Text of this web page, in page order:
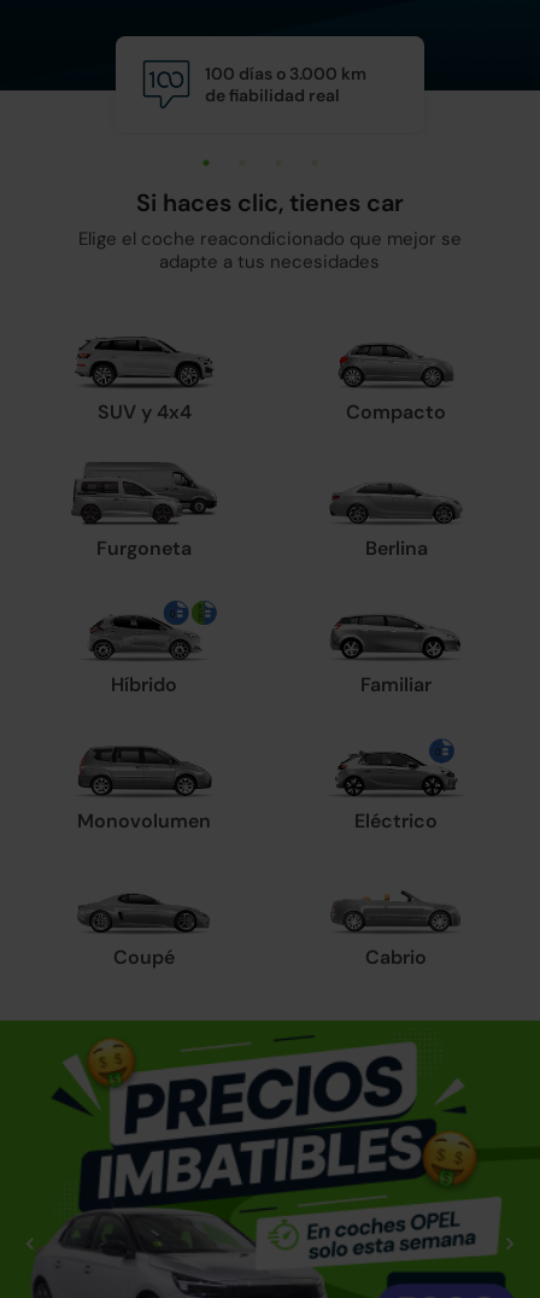
100 días o 3.000 km
de fiabilidad real
y
Si haces clic, tienes car
Elige el coche reacondicionado que mejor se
adapte a tus necesidades
SUV y 4x4 Compacto
Furgoneta Berlina
Híbrido Familiar
Monovolumen Eléctrico
Coupé Cabrio